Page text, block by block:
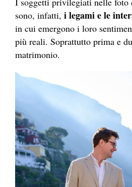
sono, infatti, i legami e le
in cui emergono i loro
più reali. Soprattutto prima e
matrimonio.